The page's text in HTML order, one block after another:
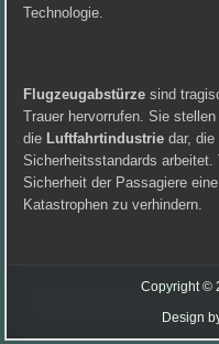
Technologie.
Flugzeugabstürze sind
Trauer hervorrufen. Sie
die Luftfahrtindustrie dar, die
Sicherheitsstandards
Sicherheit der Passagiere
Katastrophen zu verhindern.
Copyright ©
Design